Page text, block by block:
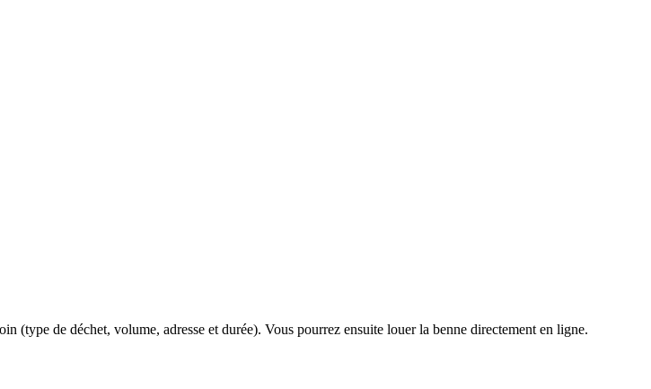
de déchet, volume, adresse et durée). Vous pourrez ensuite louer la benne directement en ligne.